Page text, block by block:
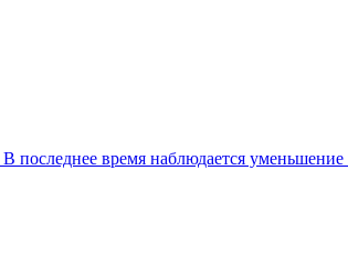
В последнее время наблюдается